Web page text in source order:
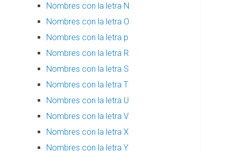
Nombres con la letra N
Nombres con la letra O
Nombres con la letra p
Nombres con la letra R
Nombres con la letra S
Nombres con la letra T
Nombres con la letra U
Nombres con la letra V
Nombres con la letra X
Nombres con la letra Y